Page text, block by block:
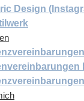
Design